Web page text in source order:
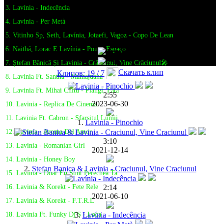
3. Lavínia - Indecência
4. Lavinia - Per Metà
5. Vitinho Sp, Seth, Lavínia, Jotaefi, Vagoz - Copo De Lean
6. Naithá, Lorac E Lavínia - Pouco Espaço
7. Ștefan Bănică Și Lavinia - Crăciunul, Vine Crăciunul🎤
8. Lavinia Ft. Santha - Mamajuana
9. Lavinia Ft. Mihai Chitu - Plangi, Fata
10. Lavinia - Replica De Cinema
11. Lavinia Ft. Cabron - Sfarsitul Lumii
12. Lavinia - Aroma Del Amor
13. Lavinia - Romanian Girl
14. Lavinia - Honey Boy
15. Lavinia - Doar Eu Sunt Perechea Ta
16. Lavinia & Korekt - Fete Rele
17. Lavinia & Korekt - F.T.R.L
18. Lavinia Ft. Funky Dj'S - Loca
Клипов: 19 / 7 Скачать клип
2:55
2023-06-30
1.Lavinia - Pinochio
3:10
2021-12-14
2. Stefan Banica & Lavinia - Craciunul, Vine Craciunul
2:14
2021-06-10
3. Lavínia - Indecência